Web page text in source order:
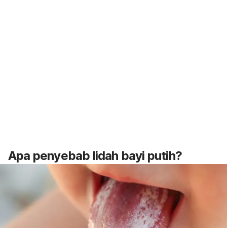
Apa penyebab lidah bayi putih?